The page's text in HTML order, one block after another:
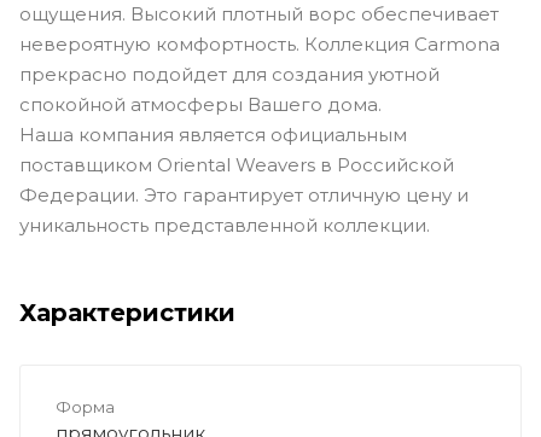
ощущения. Высокий плотный ворс обеспечивает
невероятную комфортность. Коллекция Carmona
прекрасно подойдет для создания уютной
спокойной атмосферы Вашего дома.
Наша компания является официальным
поставщиком Oriental Weavers в Российской
Федерации. Это гарантирует отличную цену и
уникальность представленной коллекции.
Характеристики
Форма
прямоугольник